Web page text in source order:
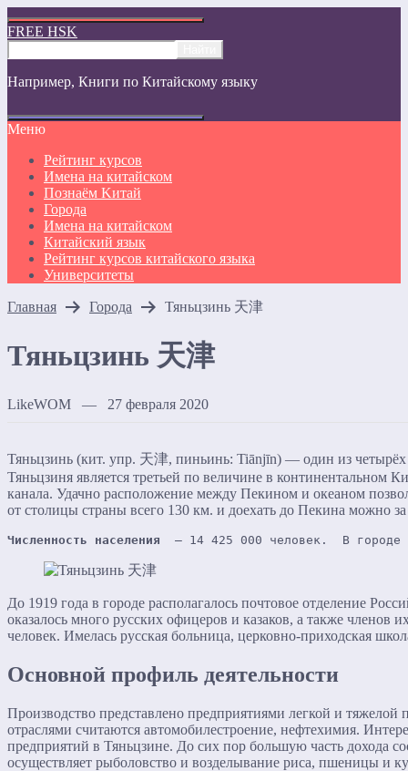
FREE HSK
Например, Книги по Китайскому языку
Меню
Рейтинг курсов
Имена на китайском
Познаём Kитай
Города
Имена на китайском
Китайский язык
Рейтинг курсов китайского языка
Университеты
Главная Города Тяньцзинь 天津
Тяньцзинь 天津
LikeWOM — 27 февраля 2020
Тяньцзинь (кит. упр. 天津, пиньинь: Tiānjīn) — один из
Тяньцзиня является третьей по величине в континентальном
канала. Удачно расположение между Пекином и океаном
от столицы страны всего 130 км. и доехать до Пекина можно
Численность населения
— 14 425 000 человек.  В
До 1919 года в городе располагалось почтовое отделение
оказалось много русских офицеров и казаков, а также
человек. Имелась русская больница, церковно-приходская
Основной профиль деятельности
Производство представлено предприятиями легкой и
отраслями считаются автомобилестроение, нефтехимия.
предприятий в Тяньцзине. До сих пор большую часть дохода
осуществляет рыболовство и возделывание риса, пшеницы и